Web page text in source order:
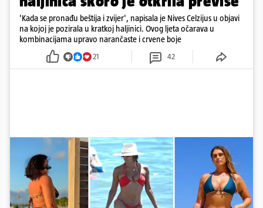
'Kada se pronađu beštija i zvijer', napisala je Nives Celzijus u objavi
na kojoj je pozirala u kratkoj haljinici. Ovog ljeta očarava u
kombinacijama upravo narančaste i crvene boje
21 42